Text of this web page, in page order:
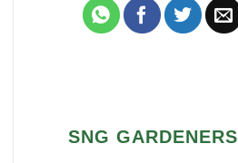
SNG GARDENERS